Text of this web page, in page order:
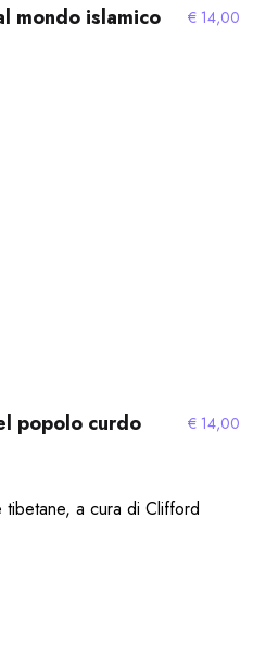
mondo islamico € 14,00
popolo curdo € 14,00